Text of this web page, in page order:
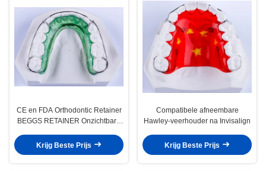
CE en FDA Orthodontic Retainer
BEGGS RETAINER Onzichtbare
Krijg Beste Prijs
Compatibele afneembare
Hawley-veerhouder na Invisalign
Krijg Beste Prijs